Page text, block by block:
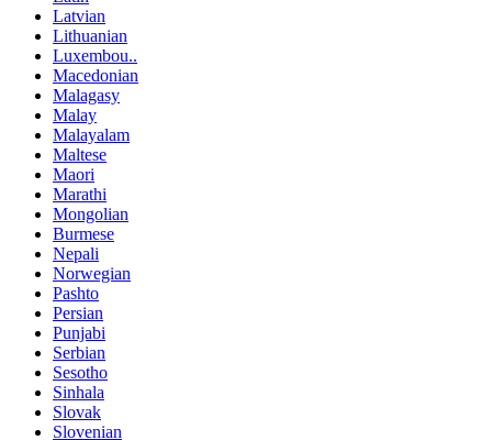
Latvian
Lithuanian
Luxembou..
Macedonian
Malagasy
Malay
Malayalam
Maltese
Maori
Marathi
Mongolian
Burmese
Nepali
Norwegian
Pashto
Persian
Punjabi
Serbian
Sesotho
Sinhala
Slovak
Slovenian